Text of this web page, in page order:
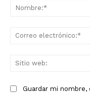
Guardar mi